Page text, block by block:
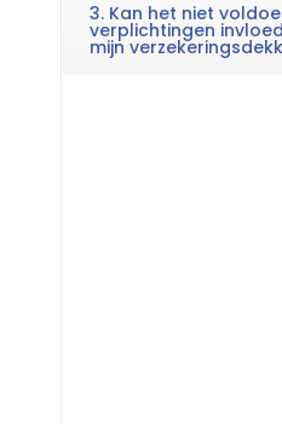
3. Kan het niet
verplichtingen
mijn